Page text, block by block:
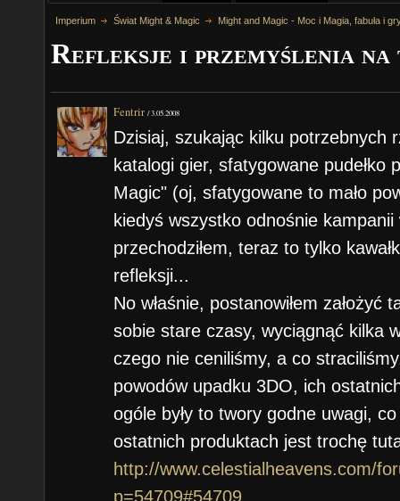
Imperium Świat Might & Magic Might and Magic - Moc i Magia, fabuła i
Refleksje i przemyślenia
Fentrir /3.05.2008
Dzisiaj, szukając kilku potrzebnych
katalogi gier, sfatygowane pudełko
Magic" (oj, sfatygowane to mało
kiedyś wszystko odnośnie
przechodziłem, teraz to tylko
refleksji...
No właśnie, postanowiłem
sobie stare czasy, wyciągnąć kilka
czego nie ceniliśmy, a co
powodów upadku 3DO, ich
ogóle były to twory godne uwagi,
ostatnich produktach jest trochę
http://www.celestialheavens.com/
p=54709#54709